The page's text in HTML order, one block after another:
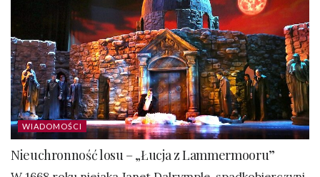
WIADOMOŚCI
Nieuchronność losu – „Łucja z Lammermooru”